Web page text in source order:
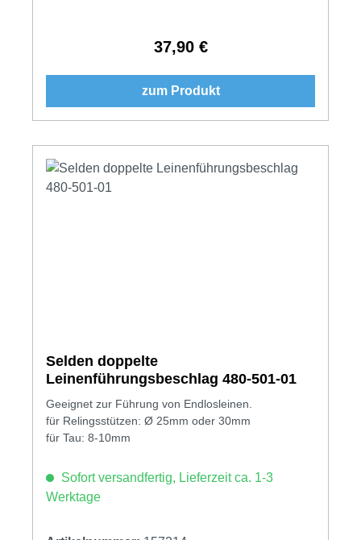
Regulärer Preis:
37,90 €
zum Produkt
Selden doppelte
Leinenführungsbeschlag 480-501-01
Geeignet zur Führung von Endlosleinen.
für Relingsstützen: Ø 25mm oder 30mm
für Tau: 8-10mm
Sofort versandfertig, Lieferzeit ca. 1-3
Werktage